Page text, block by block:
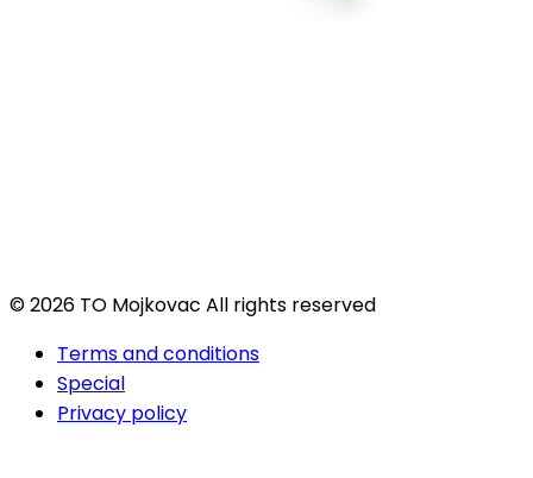
© 2026 TO Mojkovac All rights reserved
Terms and conditions
Special
Privacy policy